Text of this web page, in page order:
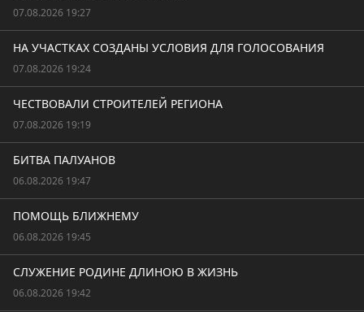
07.08.2026 19:27
НА УЧАСТКАХ СОЗДАНЫ УСЛОВИЯ ДЛЯ ГОЛОСОВАНИЯ
07.08.2026 19:24
ЧЕСТВОВАЛИ СТРОИТЕЛЕЙ РЕГИОНА
07.08.2026 19:19
БИТВА ПАЛУАНОВ
06.08.2026 19:47
ПОМОЩЬ БЛИЖНЕМУ
06.08.2026 19:45
СЛУЖЕНИЕ РОДИНЕ ДЛИНОЮ В ЖИЗНЬ
06.08.2026 19:42